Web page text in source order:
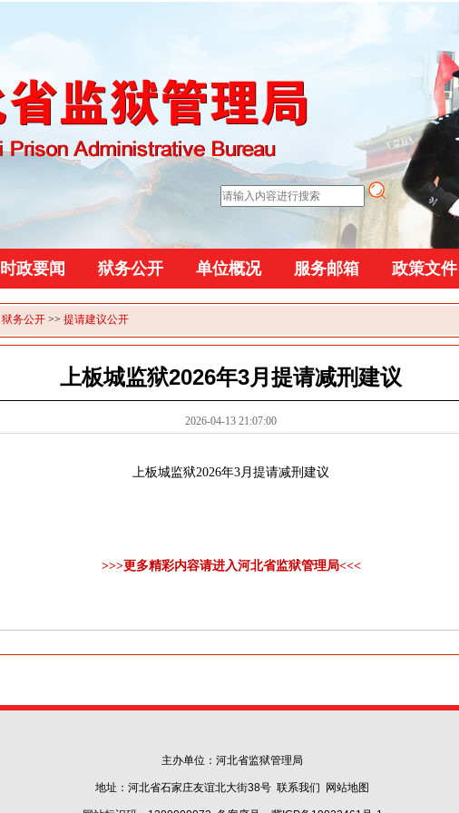
时政要闻 狱务公开 单位概况 服务邮箱 政策文件
狱务公开 >> 提请建议公开
上板城监狱2026年3月提请减刑建议
2026-04-13 21:07:00
上板城监狱2026年3月提请减刑建议
>>>更多精彩内容请进入河北省监狱管理局<<<
主办单位：河北省监狱管理局
地址：河北省石家庄友谊北大街38号 联系我们 网站地图